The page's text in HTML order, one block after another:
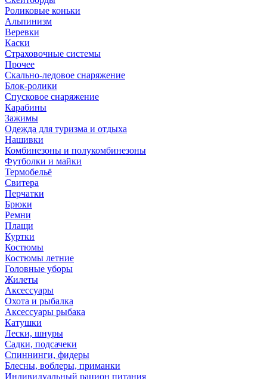
Роликовые коньки
Альпинизм
Веревки
Каски
Страховочные системы
Прочее
Скально-ледовое снаряжение
Блок-ролики
Спусковое снаряжение
Карабины
Зажимы
Одежда для туризма и отдыха
Нашивки
Комбинезоны и полукомбинезоны
Футболки и майки
Термобельё
Свитера
Перчатки
Брюки
Ремни
Плащи
Куртки
Костюмы
Костюмы летние
Головные уборы
Жилеты
Аксессуары
Охота и рыбалка
Аксессуары рыбака
Катушки
Лески, шнуры
Садки, подсачеки
Спиннинги, фидеры
Блесны, воблеры, приманки
Индивидуальный рацион питания